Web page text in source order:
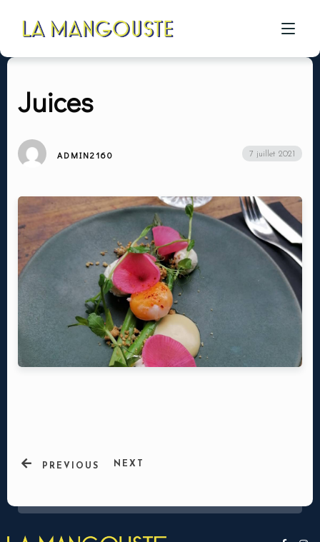
ACCUEIL
CÔTÉ BAR
A PROPOS
GALERIE
Juices
ADMIN2160 7 juillet 2021
PREVIOUS NEXT